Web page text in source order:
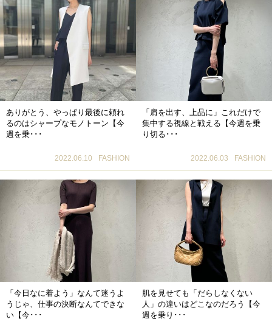
ありがとう、やっぱり最後に頼れ
るのはシャープなモノトーン【今
週を乗･･･
2022.06.10 FASHION
「肩を出す、上品に」これだけで
集中する視線と戦える【今週を乗
り切る･･･
2022.06.03 FASHION
「今日なに着よう」なんて迷うよ
うじゃ、仕事の決断なんてできな
い【今･･･
肌を見せても「だらしなくない
人」の違いはどこなのだろう【今
週を乗り･･･